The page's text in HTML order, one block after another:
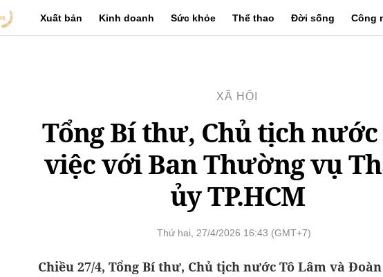
Xuất bản Kinh doanh Sức khỏe Thể thao Đời sống Công
XÃ HỘI
Tổng Bí thư, Chủ tịch
việc với Ban Thường vụ
ủy TP.HCM
Thứ hai, 27/4/2026 16:43 (GMT+7)
Chiều 27/4, Tổng Bí thư, Chủ tịch nước Tô Lâm và